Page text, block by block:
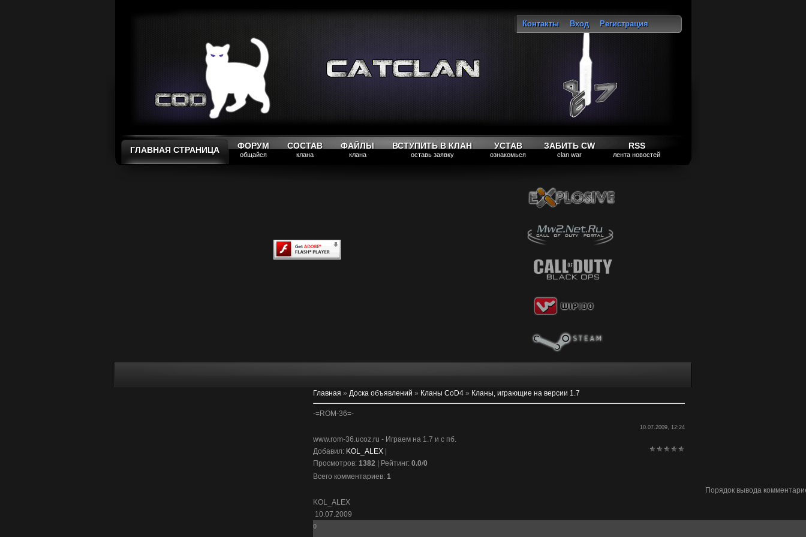
Контакты Вход
Регистрация
ГЛАВНАЯ СТРАНИЦА ФОРУМ
общайся
СОСТАВ
клана
ФАЙЛЫ
клана
ВСТУПИТЬ В КЛАН
оставь заявку
УСТАВ
ознакомься
ЗАБИТЬ CW
clan war
RSS
лента новостей
Главная » Доска объявлений » Кланы CoD4 » Кланы, играющие на версии 1.7
-=ROM-36=-
10.07.2009, 12:24
www.rom-36.ucoz.ru - Играем на 1.7 и с пб.
Добавил: KOL_ALEX
Просмотров: 1382 Рейтинг: 0.0/0
Всего комментариев: 1
Порядок вывода
KOL_ALEX
10.07.2009
0